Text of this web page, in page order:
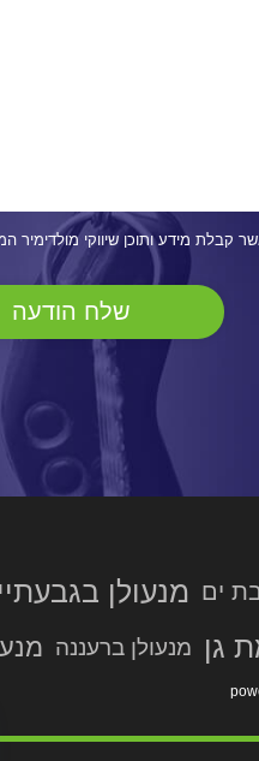
קבלת מידע ותוכן שיווקי מולדימיר
ים מנעולן
גן מנעולן ברעננה